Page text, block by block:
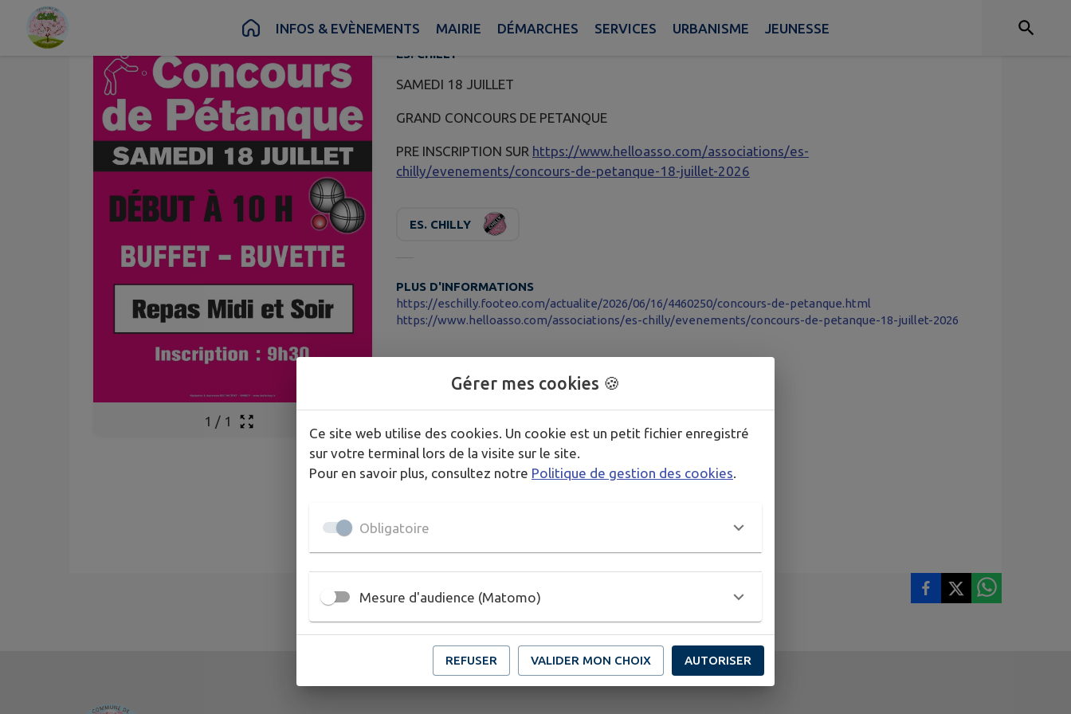
Contenu Pied de pageINFOS & EVÈNEMENTS MAIRIE DÉMARCHES SERVICES URBANISME JEUNESSE
1 / 1
Publié le vendredi 03 juillet 2026 - ES. CHILLY
ES. CHILLY
SAMEDI 18 JUILLET
GRAND CONCOURS DE PETANQUE
PRE INSCRIPTION SUR https://www.helloasso.com/associations/es-
chilly/evenements/concours-de-petanque-18-juillet-2026
ES. CHILLY
PLUS D'INFORMATIONS
https://eschilly.footeo.com/actualite/2026/06/16/4460250/concours-de-petanque.html
https://www.helloasso.com/associations/es-chilly/evenements/concours-de-petanque-18-juillet-2026
Gérer mes cookies 🍪
Ce site web utilise des cookies. Un cookie est un petit fichier enregistré
sur votre terminal lors de la visite sur le site.
Pour en savoir plus, consultez notre Politique de gestion des cookies.
Obligatoire
Mesure d'audience (Matomo)
REFUSER VALIDER MON CHOIX AUTORISER